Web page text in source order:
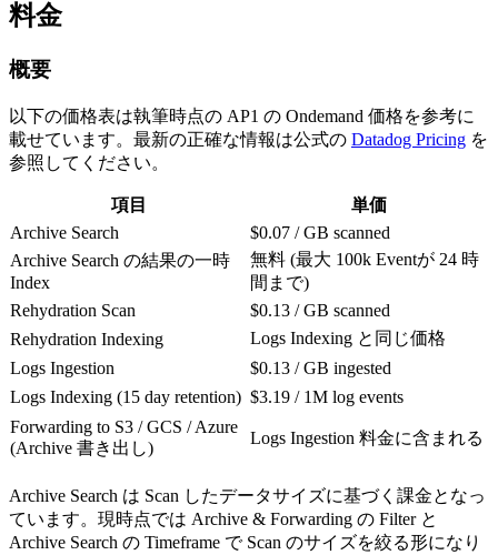
料金
概要
以下の価格表は執筆時点の AP1 の Ondemand 価格を参考に
載せています。最新の正確な情報は公式の Datadog Pricing を
参照してください。
項目
単価
Archive Search
$0.07 / GB scanned
Archive Search の結果の一時
Index
無料 (最大 100k Eventが 24 時
間まで)
Rehydration Scan
$0.13 / GB scanned
Rehydration Indexing
Logs Indexing と同じ価格
Logs Ingestion
$0.13 / GB ingested
Logs Indexing (15 day retention) $3.19 / 1M log events
Forwarding to S3 / GCS / Azure
(Archive 書き出し)
Logs Ingestion 料金に含まれる
Archive Search は Scan したデータサイズに基づく課金となっ
ています。現時点では Archive & Forwarding の Filter と
Archive Search の Timeframe で Scan のサイズを絞る形になり